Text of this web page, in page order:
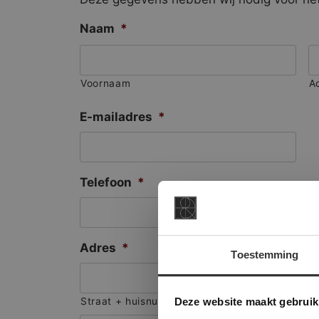
Toestemming
Deze website maakt
Naam *
Voornaam
E-mailadres *
Telefoon *
Adres *
Straat + huisnummer
Deze
onze